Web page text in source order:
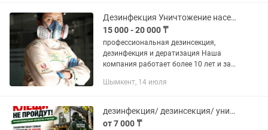
Дезинфекция Уничтожение насекомых клопов Тараканов
15 000 - 20 000 ₸
профессиональная дезинсекция,
дезинфекция и дератизация Наша
компания работает более 10 лет и за
довольных клиентов. Среди них –
Шымкент, 14 июля
дезинфекция/ дезинсекция/ уничтожение клопов, тараканов, блох, муравьев
от 7 000 ₸